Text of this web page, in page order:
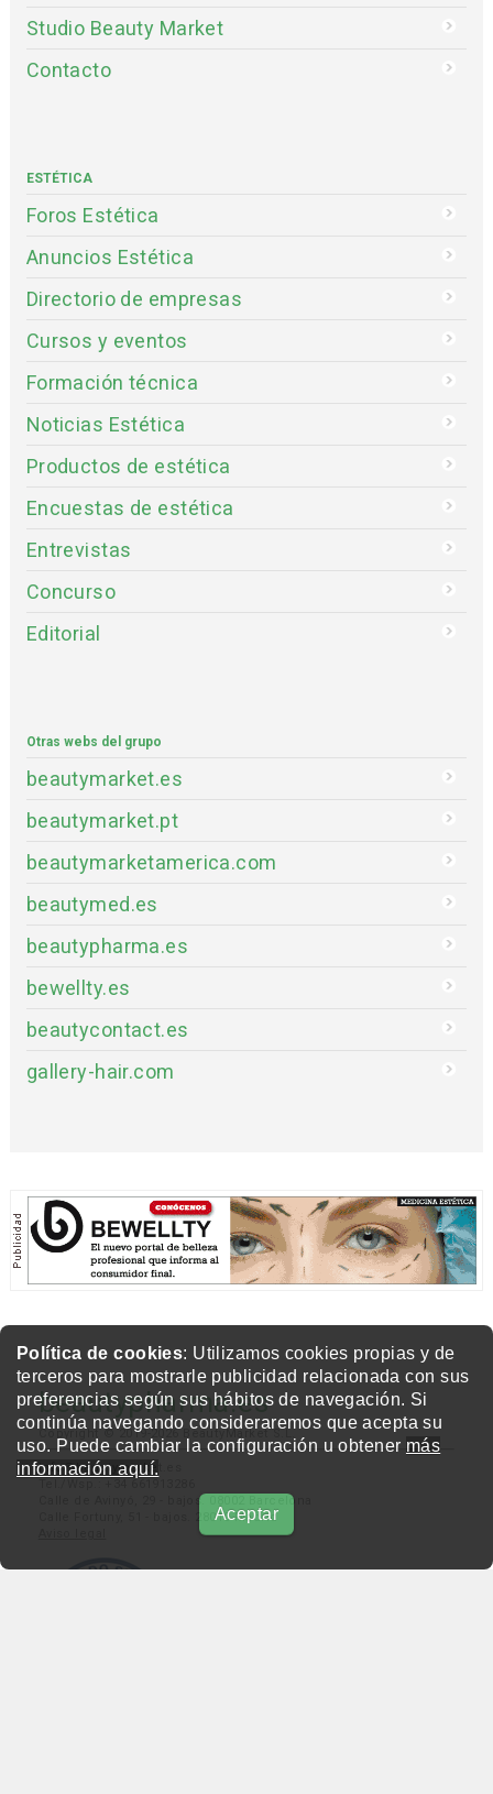
Política de cookies: Utilizamos cookies propias y de
terceros para mostrarle publicidad relacionada con sus
preferencias según sus hábitos de navegación. Si
continúa navegando consideraremos que acepta su
uso. Puede cambiar la configuración u obtener más
información aquí.
Aceptar
Studio Beauty Market
Contacto
ESTÉTICA
Foros Estética
Anuncios Estética
Directorio de empresas
Cursos y eventos
Formación técnica
Noticias Estética
Productos de estética
Encuestas de estética
Entrevistas
Concurso
Editorial
Otras webs del grupo
beautymarket.es
beautymarket.pt
beautymarketamerica.com
beautymed.es
beautypharma.es
bewellty.es
beautycontact.es
gallery-hair.com
beautypharma.es
Copyright © 2019-2026 BeautyMarket S.L.
info@beautymarket.es
Calle de Avinyó, 29 - bajos. 08002 Barcelona
Calle Fortuny, 51 - bajos. 28010 Madrid